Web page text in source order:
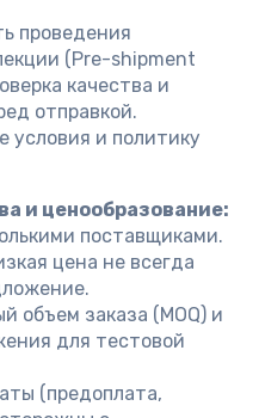
проведения
(Pre-shipment
качества и
отправкой.
условия и политику
и ценообразование:
поставщиками.
цена не всегда
объем заказа (MOQ) и
для тестовой
(предоплата,